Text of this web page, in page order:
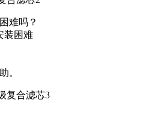
难吗？
装困难
。